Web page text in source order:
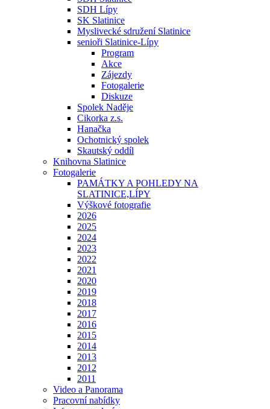
SDH Lípy
SK Slatinice
Myslivecké sdružení Slatinice
senioři Slatinice-Lípy
Program
Akce
Zájezdy
Fotogalerie
Diskuze
Spolek Naděje
Cikorka z.s.
Hanačka
Ochotnický spolek
Skautský oddíl
Knihovna Slatinice
Fotogalerie
PAMÁTKY A POHLEDY NA
SLATINICE,LÍPY
Výškové fotografie
2026
2025
2024
2023
2022
2021
2020
2019
2018
2017
2016
2015
2014
2013
2012
2011
Video a Panorama
Pracovní nabídky